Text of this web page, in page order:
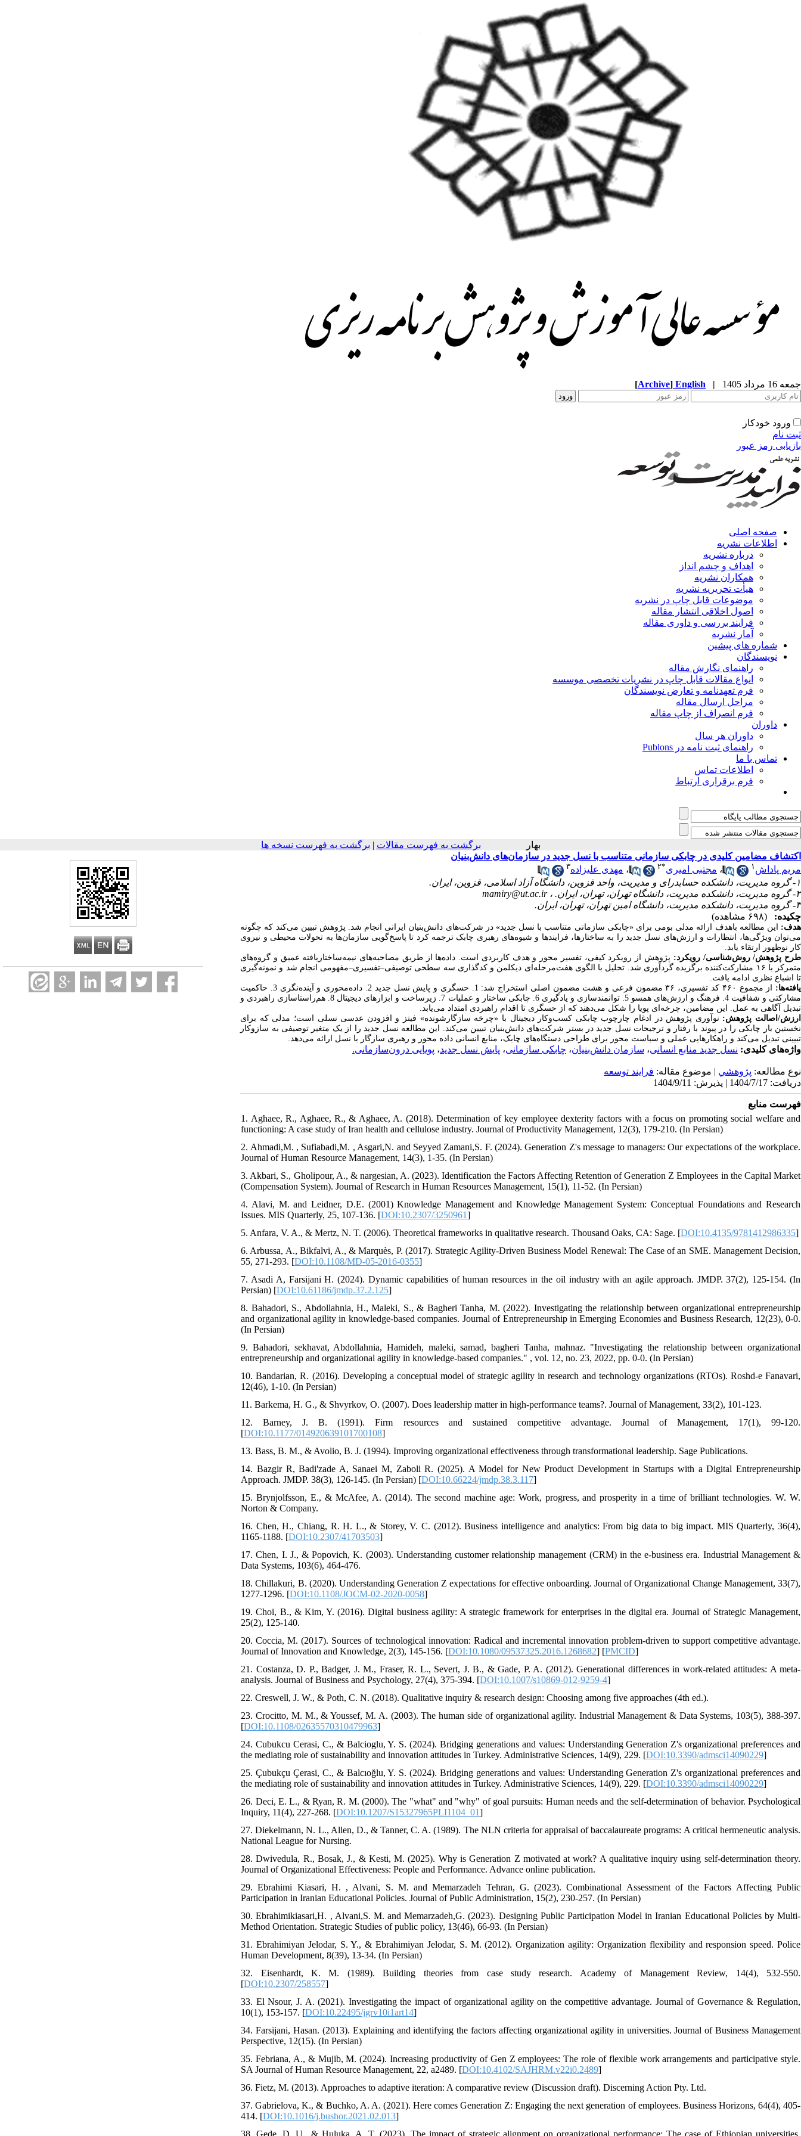
جمعه 16 مرداد 1405 |
English
[Archive]
ورود خودکار
ثبت نام
بازیابی رمز عبور
صفحه اصلی
اطلاعات نشریه
درباره نشریه
اهداف و چشم انداز
همکاران نشریه
هیأت تحریریه نشریه
موضوعات قابل چاپ در نشریه
اصول اخلاقی انتشار مقاله
فرایند بررسی و داوری مقاله
آمار نشریه
شماره های پیشین
نویسندگان
راهنمای نگارش مقاله
انواع مقالات قابل چاپ در نشریات تخصصی موسسه
فرم تعهدنامه و تعارض نویسندگان
مراحل ارسال مقاله
فرم انصراف از چاپ مقاله
داوران
داوران هر سال
راهنمای ثبت نامه در Publons
تماس با ما
اطلاعات تماس
فرم برقراری ارتباط
بهار برگشت به فهرست مقالات | برگشت به فهرست نسخه ها
اکتشاف مضامین کلیدی در چابکی سازمانی متناسب با نسل جدید در سازمان‌های دانش‌بنیان
مریم پاداش ۱ ، مجتبی امیری*۲ ، مهدی علیزاده۳
۱- گروه مدیریت، دانشکده حسابدرای و مدیریت، واحد قزوین، دانشگاه آزاد اسلامی، قزوین، ایران.
۲- گروه مدیریت، دانشکده مدیریت، دانشگاه تهران، تهران، ایران. ،
mamiry@ut.ac.ir
۳- گروه مدیریت، دانشکده مدیریت، دانشگاه امین تهران، تهران، ایران.
چکیده:
(۶۹۸ مشاهده)
هدف: این مطالعه باهدف ارائه مدلی بومی برای «چابکی سازمانی متناسب با نسل جدید» در شرکت‌های دانش‌بنیان ایرانی انجام شد. پژوهش تبیین می‌کند که چگونه
می‌توان ویژگی‌ها، انتظارات و ارزش‌های نسل جدید را به ساختارها، فرایندها و شیوه‌های رهبری چابک ترجمه کرد تا پاسخ‌گویی سازمان‌ها به تحولات محیطی و نیروی
کار نوظهور ارتقاء یابد.
طرح پژوهش/ روش‏‌شناسی/ رویکرد: پژوهش از رویکرد کیفی، تفسیر محور و هدف کاربردی است. داده‌ها از طریق مصاحبه‌های نیمه‌ساختاریافته عمیق و گروه‌های
متمرکز با ۱۶ مشارکت‌کننده برگزیده گردآوری شد. تحلیل با الگوی هفت‌مرحله‌ای دیکلمن و کدگذاری سه سطحی توصیفی
–تفسیری–مفهومی انجام شد و نمونه‌گیری
تا اشباع نظری ادامه یافت.
یافته‌ها:
از مجموع ۴۶۰ کد تفسیری، ۳۶ مضمون فرعی و هشت مضمون اصلی استخراج شد: 1. حسگری و پایش نسل جدید 2. داده‌محوری و آینده‌نگری 3. حاکمیت
مشارکتی و شفافیت 4. فرهنگ و ارزش‌های همسو 5. توانمندسازی و یادگیری 6. چابکی ساختار و عملیات 7. زیرساخت و ابزارهای دیجیتال 8. هم‌راستاسازی راهبردی و
تبدیل آگاهی به عمل. این مضامین، چرخه‌ای پویا را شکل می‌دهند که از حسگری تا اقدام راهبردی امتداد می‌یابد.
ارزش/اصالت پژوهش: نوآوری پژوهش در ادغام چارچوب چابکی کسب‌وکار دیجیتال با «چرخه سازگارشونده» فیتز و افزودن عدسی نسلی است؛ مدلی که برای
نخستین بار چابکی را در پیوند با رفتار و ترجیحات نسل جدید در بستر شرکت‌های دانش‌بنیان تبیین می‌کند. این مطالعه نسل جدید را از یک متغیر توصیفی به سازوکار
تبیینی تبدیل می­‌کند و راهکارهایی عملی و سیاست محور برای طراحی دستگاه‌های چابک، منابع انسانی داده محور و رهبری سازگار با نسل ارائه می‌دهد.
واژه‌های کلیدی: نسل جدید منابع انسانی، سازمان دانش‌بنیان، چابکی سازمانی، پایش نسل جدید، پویایی درون‌سازمانی.
نوع مطالعه: پژوهشي | موضوع مقاله: فرایند توسعه
دریافت: 1404/7/17 | پذیرش: 1404/9/11
فهرست منابع
1. Aghaee, R., Aghaee, R., & Aghaee, A. (2018). Determination of key employee dexterity factors with a focus on promoting social welfare and
functioning: A case study of Iran health and cellulose industry. Journal of Productivity Management, 12(3), 179-210. (In Persian)
2. Ahmadi,M. , Sufiabadi,M. , Asgari,N. and Seyyed Zamani,S. F. (2024). Generation Z's message to managers: Our expectations of the workplace.
Journal of Human Resource Management, 14(3), 1-35. (In Persian)
3. Akbari, S., Gholipour, A., & nargesian, A. (2023). Identification the Factors Affecting Retention of Generation Z Employees in the Capital Market
(Compensation System). Journal of Research in Human Resources Management, 15(1), 11-52. (In Persian)
4. Alavi, M. and Leidner, D.E. (2001) Knowledge Management and Knowledge Management System: Conceptual Foundations and Research
Issues. MIS Quarterly, 25, 107-136. [DOI:10.2307/3250961]
5. Anfara, V. A., & Mertz, N. T. (2006). Theoretical frameworks in qualitative research. Thousand Oaks, CA: Sage. [DOI:10.4135/9781412986335]
6. Arbussa, A., Bikfalvi, A., & Marquès, P. (2017). Strategic Agility-Driven Business Model Renewal: The Case of an SME. Management Decision,
55, 271-293. [DOI:10.1108/MD-05-2016-0355]
7. Asadi A, Farsijani H. (2024). Dynamic capabilities of human resources in the oil industry with an agile approach. JMDP. 37(2), 125-154. (In
Persian) [DOI:10.61186/jmdp.37.2.125]
8. Bahadori, S., Abdollahnia, H., Maleki, S., & Bagheri Tanha, M. (2022). Investigating the relationship between organizational entrepreneurship
and organizational agility in knowledge-based companies. Journal of Entrepreneurship in Emerging Economies and Business Research, 12(23), 0-0.
(In Persian)
9. Bahadori, sekhavat, Abdollahnia, Hamideh, maleki, samad, bagheri Tanha, mahnaz. "Investigating the relationship between organizational
entrepreneurship and organizational agility in knowledge-based companies." , vol. 12, no. 23, 2022, pp. 0-0. (In Persian)
10. Bandarian, R. (2016). Developing a conceptual model of strategic agility in research and technology organizations (RTOs). Roshd-e Fanavari,
12(46), 1-10. (In Persian)
11. Barkema, H. G., & Shvyrkov, O. (2007). Does leadership matter in high-performance teams?. Journal of Management, 33(2), 101-123.
12. Barney, J. B. (1991). Firm resources and sustained competitive advantage. Journal of Management, 17(1), 99-120.
[DOI:10.1177/014920639101700108]
13. Bass, B. M., & Avolio, B. J. (1994). Improving organizational effectiveness through transformational leadership. Sage Publications.
14. Bazgir R, Badi'zade A, Sanaei M, Zaboli R. (2025). A Model for New Product Development in Startups with a Digital Entrepreneurship
Approach. JMDP. 38(3), 126-145. (In Persian) [DOI:10.66224/jmdp.38.3.117]
15. Brynjolfsson, E., & McAfee, A. (2014). The second machine age: Work, progress, and prosperity in a time of brilliant technologies. W. W.
Norton & Company.
16. Chen, H., Chiang, R. H. L., & Storey, V. C. (2012). Business intelligence and analytics: From big data to big impact. MIS Quarterly, 36(4),
1165-1188. [DOI:10.2307/41703503]
17. Chen, I. J., & Popovich, K. (2003). Understanding customer relationship management (CRM) in the e-business era. Industrial Management &
Data Systems, 103(6), 464-476.
18. Chillakuri, B. (2020). Understanding Generation Z expectations for effective onboarding. Journal of Organizational Change Management, 33(7),
1277-1296. [DOI:10.1108/JOCM-02-2020-0058]
19. Choi, B., & Kim, Y. (2016). Digital business agility: A strategic framework for enterprises in the digital era. Journal of Strategic Management,
25(2), 125-140.
20. Coccia, M. (2017). Sources of technological innovation: Radical and incremental innovation problem-driven to support competitive advantage.
Journal of Innovation and Knowledge, 2(3), 145-156. [DOI:10.1080/09537325.2016.1268682] [PMCID]
21. Costanza, D. P., Badger, J. M., Fraser, R. L., Severt, J. B., & Gade, P. A. (2012). Generational differences in work-related attitudes: A meta-
analysis. Journal of Business and Psychology, 27(4), 375-394. [DOI:10.1007/s10869-012-9259-4]
22. Creswell, J. W., & Poth, C. N. (2018). Qualitative inquiry & research design: Choosing among five approaches (4th ed.).
23. Crocitto, M. M., & Youssef, M. A. (2003). The human side of organizational agility. Industrial Management & Data Systems, 103(5), 388-397.
[DOI:10.1108/02635570310479963]
24. Cubukcu Cerasi, C., & Balcioglu, Y. S. (2024). Bridging generations and values: Understanding Generation Z's organizational preferences and
the mediating role of sustainability and innovation attitudes in Turkey. Administrative Sciences, 14(9), 229. [DOI:10.3390/admsci14090229]
25. Çubukçu Çerasi, C., & Balcıoğlu, Y. S. (2024). Bridging generations and values: Understanding Generation Z's organizational preferences and
the mediating role of sustainability and innovation attitudes in Turkey. Administrative Sciences, 14(9), 229. [DOI:10.3390/admsci14090229]
26. Deci, E. L., & Ryan, R. M. (2000). The "what" and "why" of goal pursuits: Human needs and the self-determination of behavior. Psychological
Inquiry, 11(4), 227-268. [DOI:10.1207/S15327965PLI1104_01]
27. Diekelmann, N. L., Allen, D., & Tanner, C. A. (1989). The NLN criteria for appraisal of baccalaureate programs: A critical hermeneutic analysis.
National League for Nursing.
28. Dwivedula, R., Bosak, J., & Kesti, M. (2025). Why is Generation Z motivated at work? A qualitative inquiry using self-determination theory.
Journal of Organizational Effectiveness: People and Performance. Advance online publication.
29. Ebrahimi Kiasari, H. , Alvani, S. M. and Memarzadeh Tehran, G. (2023). Combinational Assessment of the Factors Affecting Public
Participation in Iranian Educational Policies. Journal of Public Administration, 15(2), 230-257. (In Persian)
30. Ebrahimikiasari,H. , Alvani,S. M. and Memarzadeh,G. (2023). Designing Public Participation Model in Iranian Educational Policies by Multi-
Method Orientation. Strategic Studies of public policy, 13(46), 66-93. (In Persian)
31. Ebrahimiyan Jelodar, S. Y., & Ebrahimiyan Jelodar, S. M. (2012). Organization agility: Organization flexibility and responsion speed. Police
Human Development, 8(39), 13-34. (In Persian)
32. Eisenhardt, K. M. (1989). Building theories from case study research. Academy of Management Review, 14(4), 532-550.
[DOI:10.2307/258557]
33. El Nsour, J. A. (2021). Investigating the impact of organizational agility on the competitive advantage. Journal of Governance & Regulation,
10(1), 153-157. [DOI:10.22495/jgrv10i1art14]
34. Farsijani, Hasan. (2013). Explaining and identifying the factors affecting organizational agility in universities. Journal of Business Management
Perspective, 12(15). (In Persian)
35. Febriana, A., & Mujib, M. (2024). Increasing productivity of Gen Z employees: The role of flexible work arrangements and participative style.
SA Journal of Human Resource Management, 22, a2489. [DOI:10.4102/SAJHRM.v22i0.2489]
36. Fietz, M. (2013). Approaches to adaptive iteration: A comparative review (Discussion draft). Discerning Action Pty. Ltd.
37. Gabrielova, K., & Buchko, A. A. (2021). Here comes Generation Z: Engaging the next generation of employees. Business Horizons, 64(4), 405-
414. [DOI:10.1016/j.bushor.2021.02.013]
38. Gede, D. U., & Huluka, A. T. (2023). The impact of strategic alignment on organizational performance: The case of Ethiopian universities.